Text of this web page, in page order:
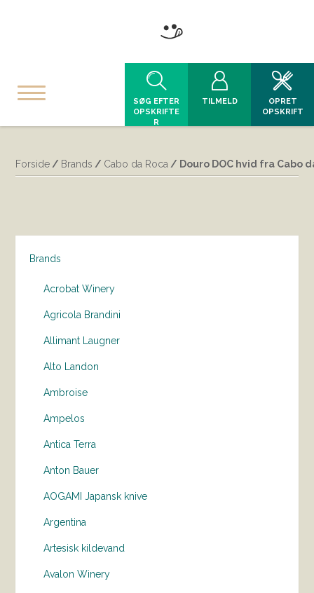
SØG EFTER
OPSKRIFTE
R
TILMELD
OPRET
OPSKRIFT
Forside / Brands / Cabo da Roca / Douro DOC hvid fra Cabo
Brands
Acrobat Winery
Agricola Brandini
Allimant Laugner
Alto Landon
Ambroise
Ampelos
Antica Terra
Anton Bauer
AOGAMI Japansk knive
Argentina
Artesisk kildevand
Avalon Winery